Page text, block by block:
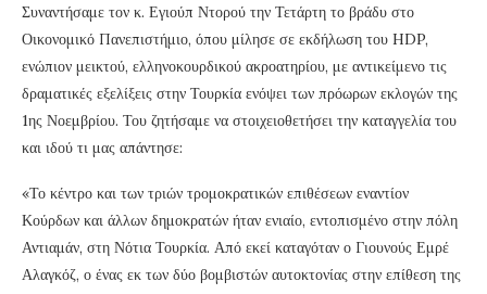
Συναντήσαμε τον κ. Εγιούπ Ντορού την Τετάρτη το βράδυ στο
Οικονομικό Πανεπιστήμιο, όπου μίλησε σε εκδήλωση του HDP,
ενώπιον μεικτού, ελληνοκουρδικού ακροατηρίου, με αντικείμενο τις
δραματικές εξελίξεις στην Τουρκία ενόψει των πρόωρων εκλογών της
1ης Νοεμβρίου. Του ζητήσαμε να στοιχειοθετήσει την καταγγελία του
και ιδού τι μας απάντησε:
«Το κέντρο και των τριών τρομοκρατικών επιθέσεων εναντίον
Κούρδων και άλλων δημοκρατών ήταν ενιαίο, εντοπισμένο στην πόλη
Αντιαμάν, στη Νότια Τουρκία. Από εκεί καταγόταν ο Γιουνούς Εμρέ
Αλαγκόζ, ο ένας εκ των δύο βομβιστών αυτοκτονίας στην επίθεση της